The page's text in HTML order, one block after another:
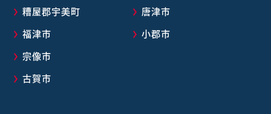
糟屋郡宇美町
福津市
宗像市
古賀市
唐津市
小郡市